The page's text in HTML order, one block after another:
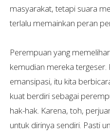
masyarakat, tetapi suara
terlalu memainkan peran
Perempuan yang
kemudian mereka tergeser.
emansipasi, itu kita
kuat berdiri sebagai
hak-hak. Karena, toh,
untuk dirinya sendiri. Pasti